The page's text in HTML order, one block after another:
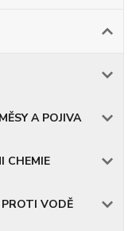
A POJIVA
CHEMIE
VODĚ